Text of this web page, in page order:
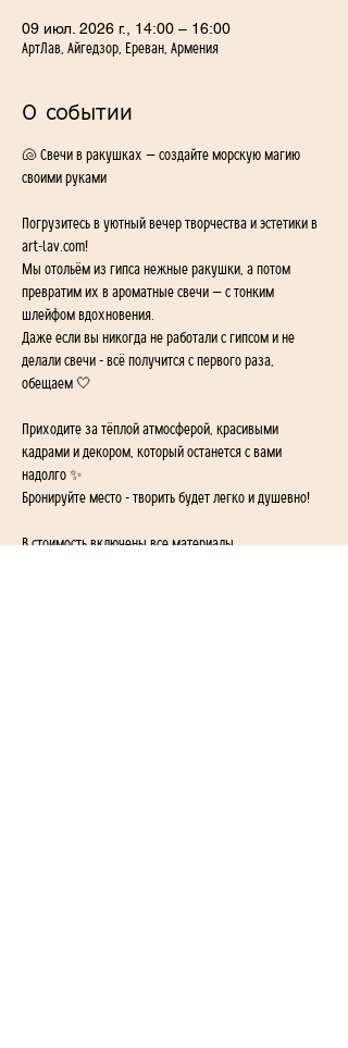
09 июл. 2026 г., 14:00 – 16:00
АртЛав, Айгедзор, Ереван, Армения
О событии
🐚 Свечи в ракушках — создайте морскую магию
своими руками
Погрузитесь в уютный вечер творчества и эстетики в
art-lav.com!
Мы отольём из гипса нежные ракушки, а потом
превратим их в ароматные свечи — с тонким
шлейфом вдохновения.
Даже если вы никогда не работали с гипсом и не
делали свечи - всё получится с первого раза,
обещаем 🤍
Приходите за тёплой атмосферой, красивыми
кадрами и декором, который останется с вами
надолго ✨
Бронируйте место - творить будет легко и душевно!
В стоимость включены все материалы.